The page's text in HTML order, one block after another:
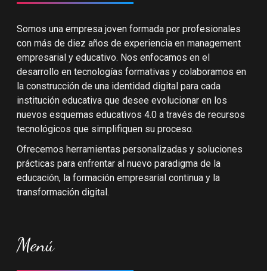
Somos una empresa joven formada por profesionales
con más de diez años de experiencia en management
empresarial y educativo. Nos enfocamos en el
desarrollo en tecnologías formativas y colaboramos en
la construcción de una identidad digital para cada
institución educativa que desee evolucionar en los
nuevos esquemas educativos 4.0 a través de recursos
tecnológicos que simplifiquen su proceso.
Ofrecemos herramientas personalizadas y soluciones
prácticas para enfrentar al nuevo paradigma de la
educación, la formación empresarial continua y la
transformación digital.
Menú